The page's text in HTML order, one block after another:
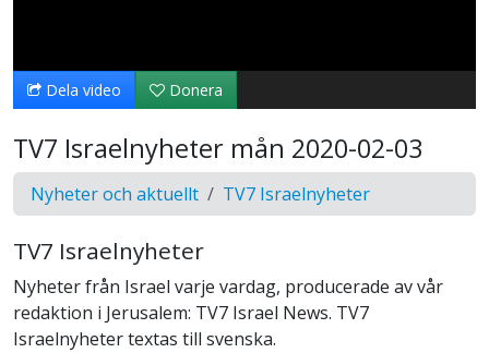
video
Dela video Donera
TV7 Israelnyheter mån 2020-02-03
Nyheter och aktuellt TV7 Israelnyheter
TV7 Israelnyheter
Nyheter från Israel varje vardag, producerade av vår
redaktion i Jerusalem: TV7 Israel News. TV7
Israelnyheter textas till svenska.